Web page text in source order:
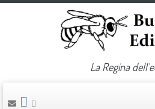
La Regina